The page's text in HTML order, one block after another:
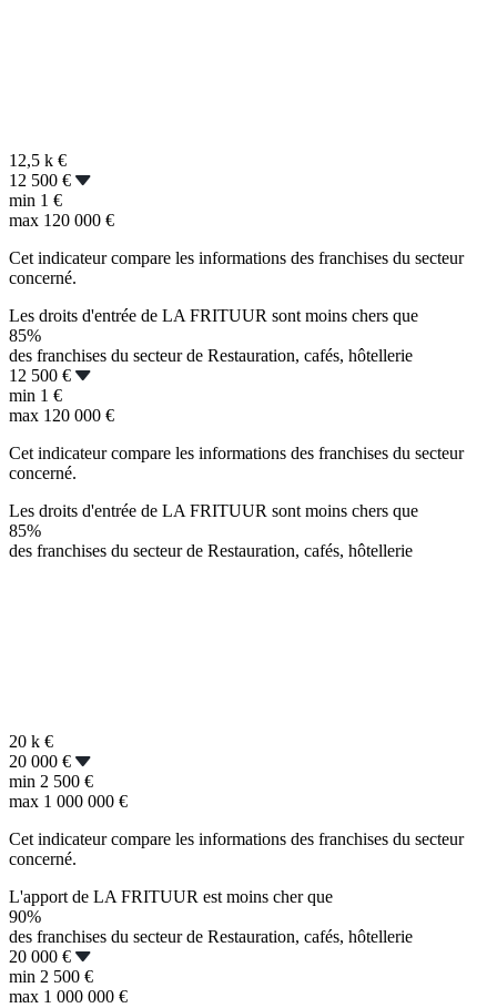
12,5 k €
12 500 €
min 1 €
max 120 000 €
Cet indicateur compare les informations des franchises du secteur
concerné.
Les droits d'entrée de LA FRITUUR sont moins chers que
85%
des franchises du secteur de Restauration, cafés, hôtellerie
12 500 €
min 1 €
max 120 000 €
Cet indicateur compare les informations des franchises du secteur
concerné.
Les droits d'entrée de LA FRITUUR sont moins chers que
85%
des franchises du secteur de Restauration, cafés, hôtellerie
20 k €
20 000 €
min 2 500 €
max 1 000 000 €
Cet indicateur compare les informations des franchises du secteur
concerné.
L'apport de LA FRITUUR est moins cher que
90%
des franchises du secteur de Restauration, cafés, hôtellerie
20 000 €
min 2 500 €
max 1 000 000 €